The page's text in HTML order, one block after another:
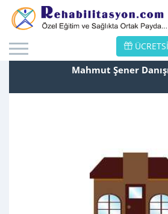
Mahmut Şener